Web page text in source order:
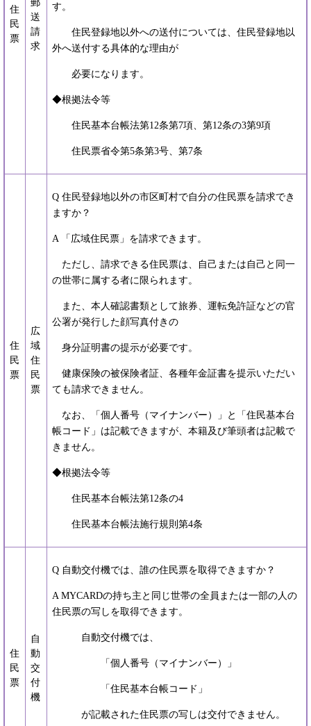
住
民
票
郵
送
請
求
す。
住民登録地以外への送付については、住民登録地以
外へ送付する具体的な理由が
必要になります。
◆根拠法令等
住民基本台帳法第12条第7項、第12条の3第9項
住民票省令第5条第3号、第7条
住
民
票
広
域
住
民
票
Q 住民登録地以外の市区町村で自分の住民票を請求でき
ますか？
A 「広域住民票」を請求できます。
ただし、請求できる住民票は、自己または自己と同一
の世帯に属する者に限られます。
また、本人確認書類として旅券、運転免許証などの官
公署が発行した顔写真付きの
身分証明書の提示が必要です。
健康保険の被保険者証、各種年金証書を提示いただい
ても請求できません。
なお、「個人番号（マイナンバー）」と「住民基本台
帳コード」は記載できますが、本籍及び筆頭者は記載で
きません。
◆根拠法令等
住民基本台帳法第12条の4
住民基本台帳法施行規則第4条
住
民
票
自
動
交
付
機
Q 自動交付機では、誰の住民票を取得できますか？
A MYCARDの持ち主と同じ世帯の全員または一部の人の
住民票の写しを取得できます。
自動交付機では、
「個人番号（マイナンバー）」
「住民基本台帳コード」
が記載された住民票の写しは交付できません。